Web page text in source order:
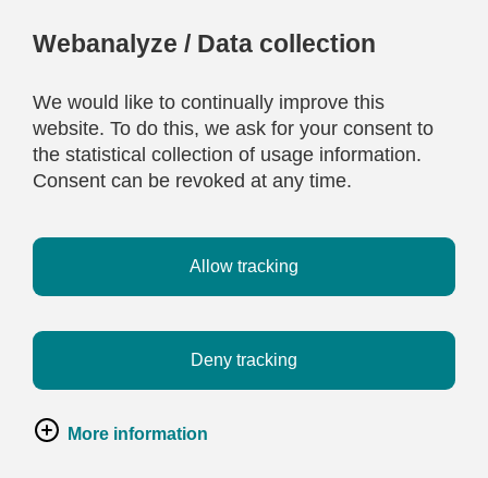
Webanalyze / Data collection
We would like to continually improve this
website. To do this, we ask for your consent to
the statistical collection of usage information.
Consent can be revoked at any time.
Allow tracking
Deny tracking
More information